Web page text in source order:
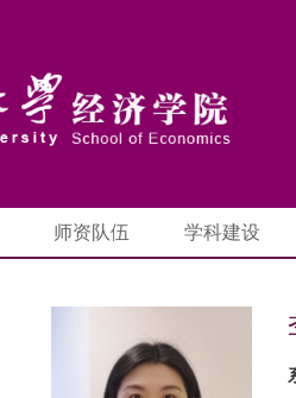
师资队伍 学科建设